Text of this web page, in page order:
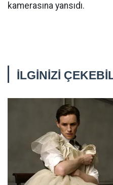
kamerasına yansıdı.